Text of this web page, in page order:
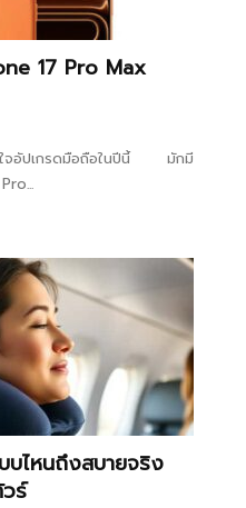
17 Pro Max
ใจอัปเกรดมือถือในปีนี้ มักมี
บไหนถึงสบายจริง
ร์